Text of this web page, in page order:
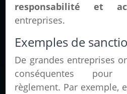
responsabilité et
entreprises.
Exemples de
De grandes entreprises
conséquentes pour
règlement. Par exemple,